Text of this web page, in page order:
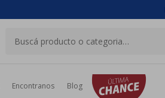
Encontranos Blog